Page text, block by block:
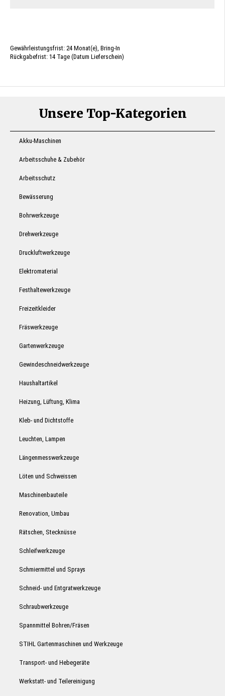
Gewährleistungsfrist: 24 Monat(e), Bring-In
Rückgabefrist: 14 Tage (Datum Lieferschein)
Unsere Top-Kategorien
Akku-Maschinen
Arbeitsschuhe & Zubehör
Arbeitsschutz
Bewässerung
Bohrwerkzeuge
Drehwerkzeuge
Druckluftwerkzeuge
Elektromaterial
Festhaltewerkzeuge
Freizeitkleider
Fräswerkzeuge
Gartenwerkzeuge
Gewindeschneidwerkzeuge
Haushaltartikel
Heizung, Lüftung, Klima
Kleb- und Dichtstoffe
Leuchten, Lampen
Längenmesswerkzeuge
Löten und Schweissen
Maschinenbauteile
Renovation, Umbau
Rätschen, Stecknüsse
Schleifwerkzeuge
Schmiermittel und Sprays
Schneid- und Entgratwerkzeuge
Schraubwerkzeuge
Spannmittel Bohren/Fräsen
STIHL Gartenmaschinen und Werkzeuge
Transport- und Hebegeräte
Werkstatt- und Teilereinigung